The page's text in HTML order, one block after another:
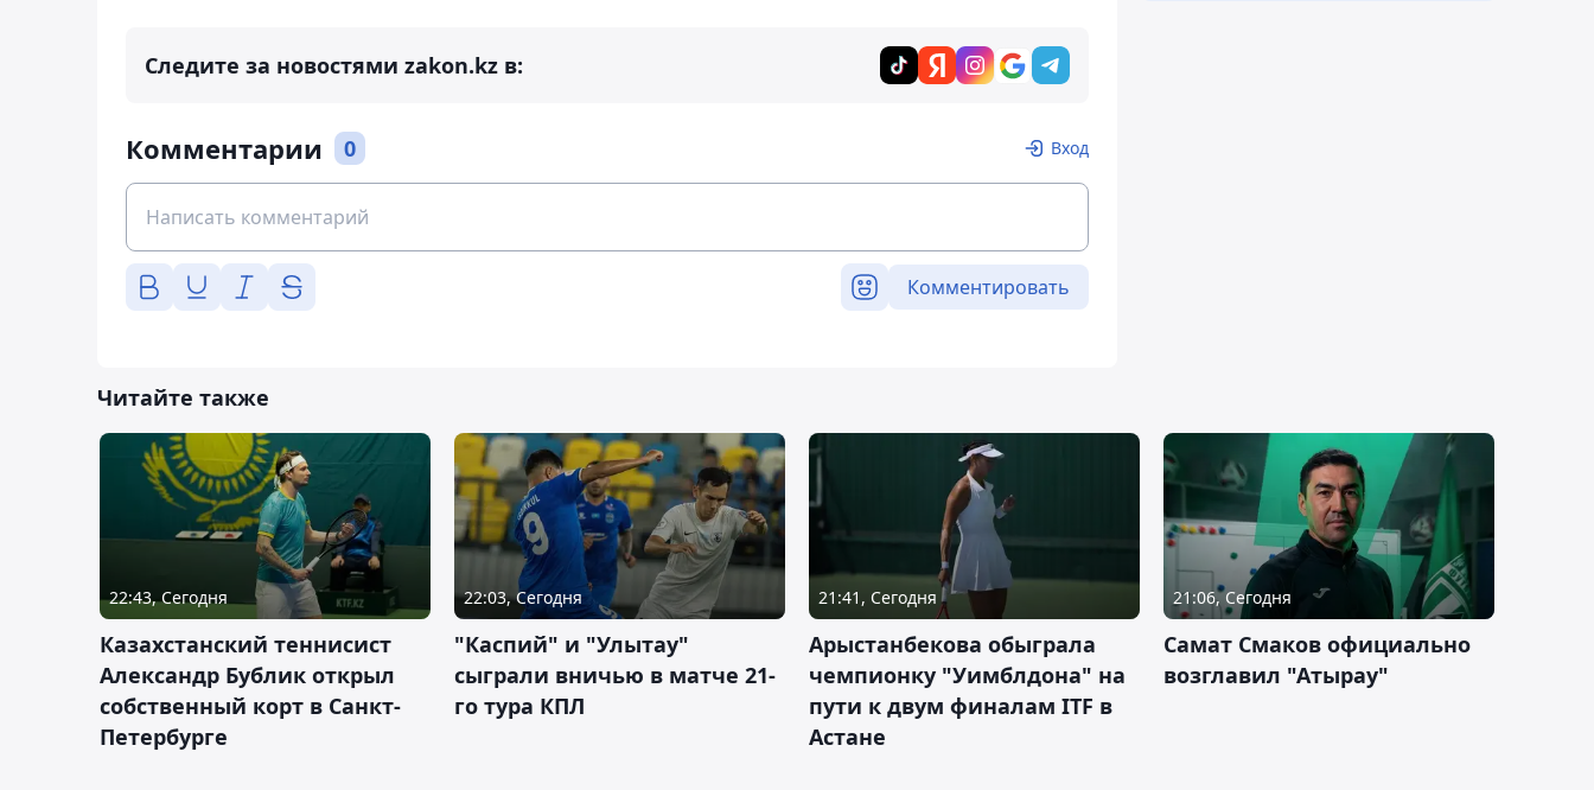
Следите за новостями zakon.kz в:
Комментарии 0 Вход
Комментировать
Читайте также
22:43, Сегодня
Казахстанский теннисист
Александр Бублик открыл
собственный корт в Санкт-
Петербурге
22:03, Сегодня
"Каспий" и "Улытау"
сыграли вничью в матче 21-
го тура КПЛ
21:41, Сегодня
Арыстанбекова обыграла
чемпионку "Уимблдона" на
пути к двум финалам ITF в
Астане
21:06, Сегодня
Самат Смаков официально
возглавил "Атырау"